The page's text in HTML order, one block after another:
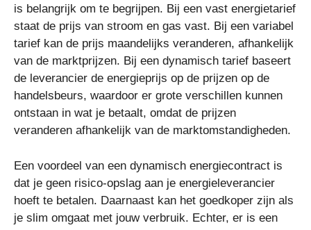
is belangrijk om te begrijpen. Bij een vast energietarief
staat de prijs van stroom en gas vast. Bij een variabel
tarief kan de prijs maandelijks veranderen, afhankelijk
van de marktprijzen. Bij een dynamisch tarief baseert
de leverancier de energieprijs op de prijzen op de
handelsbeurs, waardoor er grote verschillen kunnen
ontstaan in wat je betaalt, omdat de prijzen
veranderen afhankelijk van de marktomstandigheden.
Een voordeel van een dynamisch energiecontract is
dat je geen risico-opslag aan je energieleverancier
hoeft te betalen. Daarnaast kan het goedkoper zijn als
je slim omgaat met jouw verbruik. Echter, er is een